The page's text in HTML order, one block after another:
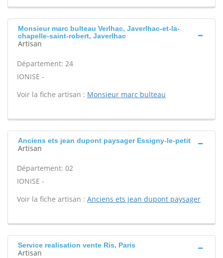
Monsieur marc bulteau Verlhac, Javerlhac-et-la-
chapelle-saint-robert, Javerlhac
Artisan
Département: 24
IONISE -
Voir la fiche artisan : Monsieur marc bulteau
Anciens ets jean dupont paysager Essigny-le-petit
Artisan
Département: 02
IONISE -
Voir la fiche artisan : Anciens ets jean dupont paysager
Service realisation vente Ris, Paris
Artisan